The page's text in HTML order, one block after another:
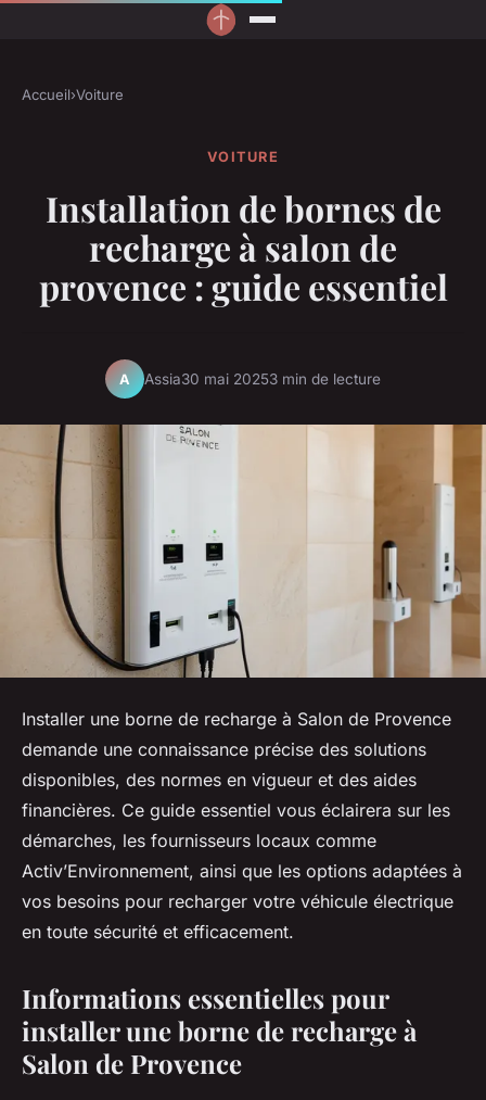
Accueil›Voiture
VOITURE
Installation de bornes de
recharge à salon de
provence : guide essentiel
A Assia30 mai 20253 min de lecture
Installer une borne de recharge à Salon de Provence
demande une connaissance précise des solutions
disponibles, des normes en vigueur et des aides
financières. Ce guide essentiel vous éclairera sur les
démarches, les fournisseurs locaux comme
Activ’Environnement, ainsi que les options adaptées à
vos besoins pour recharger votre véhicule électrique
en toute sécurité et efficacement.
Informations essentielles pour
installer une borne de recharge à
Salon de Provence